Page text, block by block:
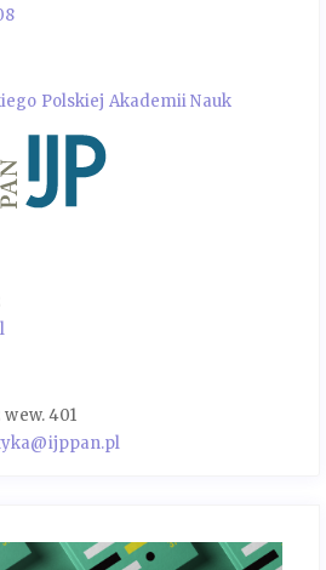
Polskiej Akademii Nauk
wew. 401